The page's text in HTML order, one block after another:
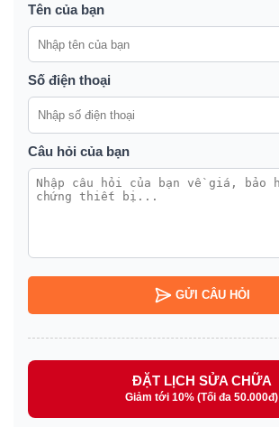
Tên của bạn
Số điện thoại
Câu hỏi của bạn
GỬI CÂU HỎI
ĐẶT LỊCH SỬA CHỮA
Giảm tới 10% (Tối đa 50.000đ)